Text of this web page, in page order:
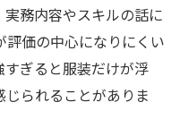
務内容やスキルの話に
価の中心になりにくい
ぎると服装だけが浮
られることがありま